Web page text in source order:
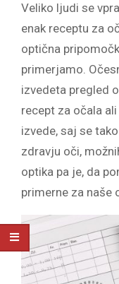
Veliko ljudi se
enak receptu za
optična
primerjamo.
izvedeta pregled
recept za očala
izvede, saj se
zdravju oči,
optika pa je, da
primerne za naše